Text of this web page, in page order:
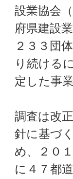
設業協会
府県建設
２３３団
り続ける
定した事
調査は改
針に基づ
め、２０
に４７都